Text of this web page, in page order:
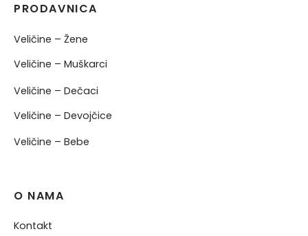
PRODAVNICA
Veličine – Žene
Veličine – Muškarci
Veličine – Dečaci
Veličine – Devojčice
Veličine – Bebe
O NAMA
Kontakt